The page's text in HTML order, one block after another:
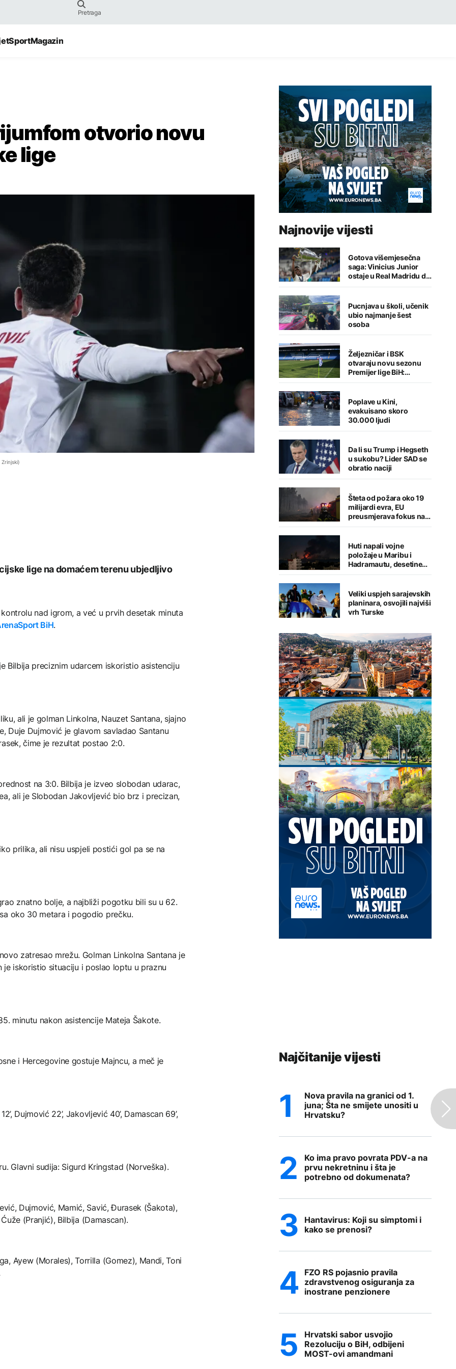
SportMagazin
otvorio novu
lige
lige na domaćem terenu ubjedljivo
nad igrom, a već u prvih desetak minuta
BiH.
Bilbija preciznim udarcem iskoristio asistenciju
ali je golman Linkolna, Nauzet Santana, sjajno
Duje Dujmović je glavom savladao Santanu
čime je rezultat postao 2:0.
na 3:0. Bilbija je izveo slobodan udarac,
ali je Slobodan Jakovljević bio brz i precizan,
prilika, ali nisu uspjeli postići gol pa se na
znatno bolje, a najbliži pogotku bili su u 62.
oko 30 metara i pogodio prečku.
zatresao mrežu. Golman Linkolna Santana je
iskoristio situaciju i poslao loptu u praznu
minutu nakon asistencije Mateja Šakote.
i Hercegovine gostuje Majncu, a meč je
Dujmović 22’, Jakovljević 40’, Damascan 69’,
Glavni sudija: Sigurd Kringstad (Norveška).
Dujmović, Mamić, Savić, Đurasek (Šakota),
(Pranjić), Bilbija (Damascan).
Ayew (Morales), Torrilla (Gomez), Mandi, Toni
Najnovije vijesti
Gotova višemjesečna
saga: Vinicius Junior
ostaje u Real Madridu do
2032. godine
Pucnjava u školi, učenik
ubio najmanje šest
osoba
Željezničar i BSK
otvaraju novu sezonu
Premijer lige BiH:
Sarajlije u problemima,
Poplave u Kini,
evakuisano skoro
30.000 ljudi
Da li su Trump i Hegseth
u sukobu? Lider SAD se
obratio naciji
Šteta od požara oko 19
milijardi evra, EU
preusmjerava fokus na
prevenciju
Huti napali vojne
položaje u Maribu i
Hadramautu, desetine
stradalih
Veliki uspjeh sarajevskih
planinara, osvojili najviši
vrh Turske
Najčitanije vijesti
Nova pravila na granici od 1.
juna; Šta ne smijete unositi u
Hrvatsku?
Ko ima pravo povrata PDV-a na
prvu nekretninu i šta je
potrebno od dokumenata?
Hantavirus: Koji su simptomi i
kako se prenosi?
FZO RS pojasnio pravila
zdravstvenog osiguranja za
inostrane penzionere
Hrvatski sabor usvojio
Rezoluciju o BiH, odbijeni
MOST-ovi amandmani